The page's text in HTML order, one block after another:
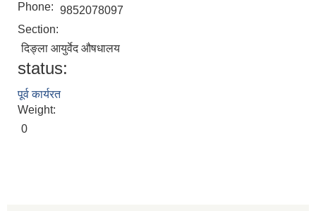
Phone: 9852078097
Section:
दिङ्ला आयुर्वेद औषधालय
status:
पूर्व कार्यरत
Weight:
0